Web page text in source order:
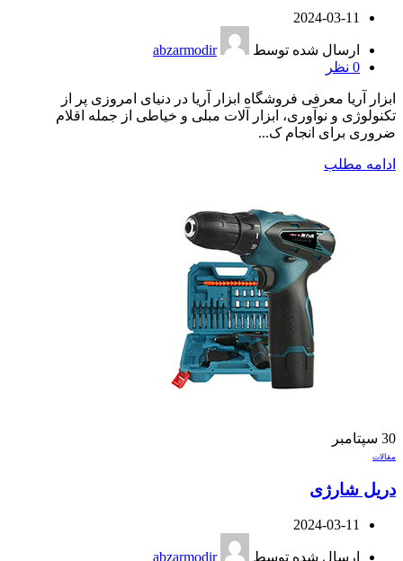
2024-03-11
ارسال شده توسط
abzarmodir
0 نظر
ابزار آریا معرفی فروشگاه ابزار آریا در دنیای امروزی پر از
تکنولوژی و نوآوری، ابزار آلات مبلی و خیاطی از جمله اقلام
ضروری برای انجام ک...
ادامه مطلب
30 سپتامبر
مقالات
دریل شارژی
2024-03-11
ارسال شده توسط
abzarmodir